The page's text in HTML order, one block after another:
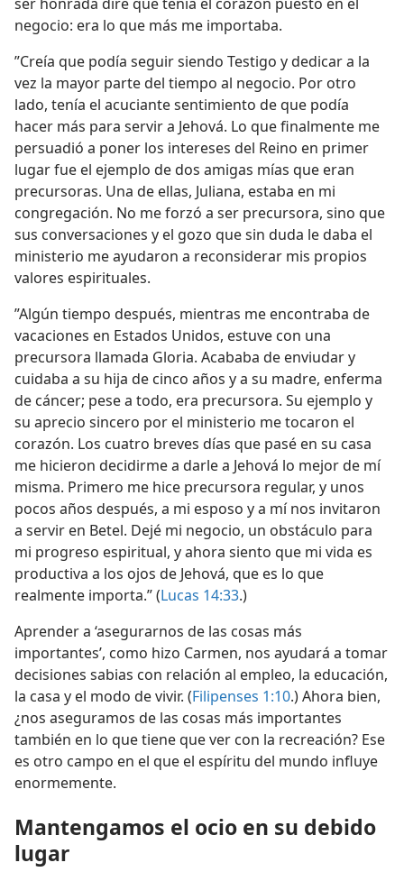
negocio: era lo que más me importaba.
”Creía que podía seguir siendo Testigo y dedicar a la
vez la mayor parte del tiempo al negocio. Por otro
lado, tenía el acuciante sentimiento de que podía
hacer más para servir a Jehová. Lo que finalmente me
persuadió a poner los intereses del Reino en primer
lugar fue el ejemplo de dos amigas mías que eran
precursoras. Una de ellas, Juliana, estaba en mi
congregación. No me forzó a ser precursora, sino que
sus conversaciones y el gozo que sin duda le daba el
ministerio me ayudaron a reconsiderar mis propios
valores espirituales.
”Algún tiempo después, mientras me encontraba de
vacaciones en Estados Unidos, estuve con una
precursora llamada Gloria. Acababa de enviudar y
cuidaba a su hija de cinco años y a su madre, enferma
de cáncer; pese a todo, era precursora. Su ejemplo y
su aprecio sincero por el ministerio me tocaron el
corazón. Los cuatro breves días que pasé en su casa
me hicieron decidirme a darle a Jehová lo mejor de mí
misma. Primero me hice precursora regular, y unos
pocos años después, a mi esposo y a mí nos invitaron
a servir en Betel. Dejé mi negocio, un obstáculo para
mi progreso espiritual, y ahora siento que mi vida es
productiva a los ojos de Jehová, que es lo que
realmente importa.” (Lucas 14:33.)
Aprender a ‘asegurarnos de las cosas más
importantes’, como hizo Carmen, nos ayudará a tomar
decisiones sabias con relación al empleo, la educación,
la casa y el modo de vivir. (Filipenses 1:10.) Ahora bien,
¿nos aseguramos de las cosas más importantes
también en lo que tiene que ver con la recreación? Ese
es otro campo en el que el espíritu del mundo influye
enormemente.
Mantengamos el ocio en su debido
lugar